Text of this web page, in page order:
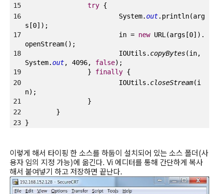
15
try {
16
System.out.println(arg
s[0]);
17
in = newURL(args[0]).
openStream();
18
IOUtils. copyBytes(in,
System.out, 4096, false);
19
} finally {
20
IOUtils. closeStream(i
n);
21
}
22
}
23 }
이렇게 해서 타이핑 한 소스를 하둡이 설치되어 있는 소스 폴더(사
용자 임의 지정 가능)에 옮긴다. Vi 에디터를 통해 간단하게 복사
해서 붙여넣기 하고 저장하면 끝난다.